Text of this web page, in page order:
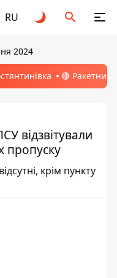
RU
2024
🔴 Ракетний
відзвітували
пропуску
крім пункту